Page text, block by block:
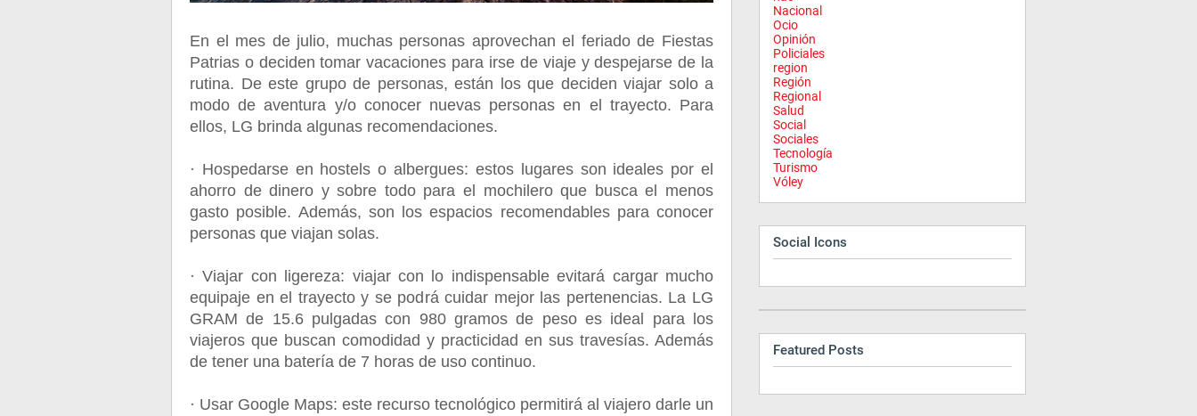
En el mes de julio, muchas personas aprovechan el feriado de Fiestas
Patrias o deciden tomar vacaciones para irse de viaje y despejarse de la
rutina. De este grupo de personas, están los que deciden viajar solo a
modo de aventura y/o conocer nuevas personas en el trayecto. Para
ellos, LG brinda algunas recomendaciones.
· Hospedarse en hostels o albergues: estos lugares son ideales por el
ahorro de dinero y sobre todo para el mochilero que busca el menos
gasto posible. Además, son los espacios recomendables para conocer
personas que viajan solas.
· Viajar con ligereza: viajar con lo indispensable evitará cargar mucho
equipaje en el trayecto y se podrá cuidar mejor las pertenencias. La LG
GRAM de 15.6 pulgadas con 980 gramos de peso es ideal para los
viajeros que buscan comodidad y practicidad en sus travesías. Además
de tener una batería de 7 horas de uso continuo.
· Usar Google Maps: este recurso tecnológico permitirá al viajero darle un
Nacional
Ocio
Opinión
Policiales
region
Región
Regional
Salud
Social
Sociales
Tecnología
Turismo
Vóley
Social Icons
Featured Posts